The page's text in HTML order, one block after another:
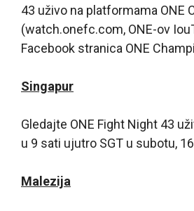
43 uživo na platformama ONE
(watch.onefc.com, ONE-ov
Facebook stranica ONE
Singapur
Gledajte ONE Fight Night 43
u 9 sati ujutro SGT u subotu,
Malezija